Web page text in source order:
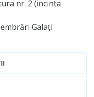
nr. 2 (incinta
Galați